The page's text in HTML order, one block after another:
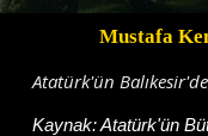
Mustafa
Atatürk'ün
Kaynak:Atatürk'ün